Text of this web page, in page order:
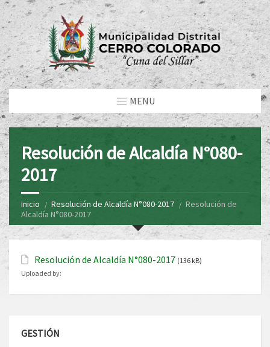
MENU
Resolución de Alcaldía N°080-
2017
Inicio Resolución de Alcaldía N°080-2017
Resolución de
Alcaldía N°080-2017
Resolución de Alcaldía N°080-2017 (136 kB)
Uploaded by:
GESTIÓN